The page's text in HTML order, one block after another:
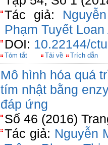
Tác giả:
Phạm Tuyết Loan
DOI: 10.22144/
Tóm tắt Tải về Trích dẫn
Mô hình hóa quá
tím nhật bằng
đáp ứng
Số 46 (2016)
Tác giả: Nguyễn